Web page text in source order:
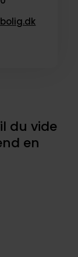
du vide
en